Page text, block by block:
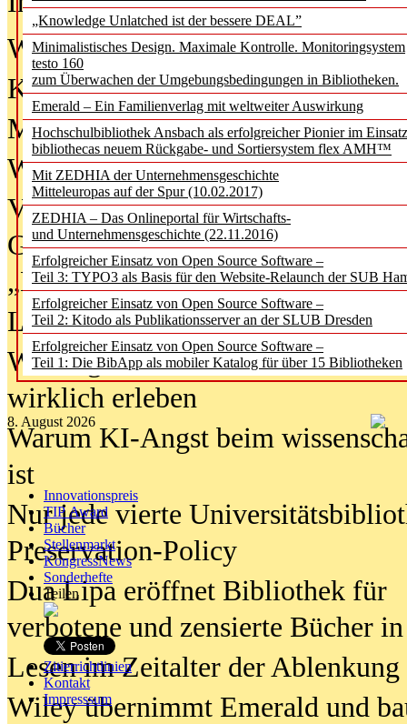
„Knowledge Unlatched ist der bessere DEAL”
Minimalistisches Design. Maximale Kontrolle. Monitoringsystem
testo 160
zum Überwachen der Umgebungsbedingungen in Bibliotheken.
Emerald – Ein Familienverlag mit weltweiter Auswirkung
Hochschulbibliothek Ansbach als erfolgreicher Pionier im
bibliothecas neuem Rückgabe- und Sortiersystem flex AMH™
Mit ZEDHIA der Unternehmensgeschichte
Mitteleuropas auf der Spur (10.02.2017)
ZEDHIA – Das Onlineportal für Wirtschafts-
und Unternehmensgeschichte (22.11.2016)
Erfolgreicher Einsatz von Open Source Software –
Teil 3: TYPO3 als Basis für den Website-Relaunch der SUB
Erfolgreicher Einsatz von Open Source Software –
Teil 2: Kitodo als Publikationsserver an der SLUB Dresden
Erfolgreicher Einsatz von Open Source Software –
Teil 1: Die BibApp als mobiler Katalog für über 15 Bibliotheken
8. August 2026
Innovationspreis
TIP Award
Bücher
Stellenmarkt
KongressNews
Sonderhefte
Teilen
Zitierrichtlinien
Kontakt
Impresssum
Was Hochschul­bibliotheken von
Kinder in der digitalen Welt
Metadaten als Infrastruktur
Wenn Bots katalogisieren
Von Abschlusskleidern bis
Geisterjagd-Ausrüstung in der
„Library of Things“ unterwegs
Lesen als Infrastrukturaufgabe
Wie Jugendliche Social Media
wirklich erleben
Warum KI-Angst beim
ist
Nur jede vierte
Preservation-Policy
Dua Lipa eröffnet Bibliothek für
verbotene und zensierte Bücher
Lesen im Zeitalter der Ablenkung
Wiley übernimmt Emerald und